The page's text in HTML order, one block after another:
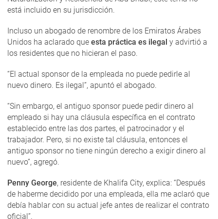
está incluido en su jurisdicción.
Incluso un abogado de renombre de los Emiratos Árabes
Unidos ha aclarado que esta práctica es ilegal y advirtió a
los residentes que no hicieran el paso.
“El actual sponsor de la empleada no puede pedirle al
nuevo dinero. Es ilegal”, apuntó el abogado.
“Sin embargo, el antiguo sponsor puede pedir dinero al
empleado si hay una cláusula específica en el contrato
establecido entre las dos partes, el patrocinador y el
trabajador. Pero, si no existe tal cláusula, entonces el
antiguo sponsor no tiene ningún derecho a exigir dinero al
nuevo”, agregó.
Penny George, residente de Khalifa City, explica: “Después
de haberme decidido por una empleada, ella me aclaró que
debía hablar con su actual jefe antes de realizar el contrato
oficial”.